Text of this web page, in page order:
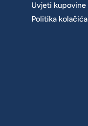
Uvjeti kupovine
Politika kolačića